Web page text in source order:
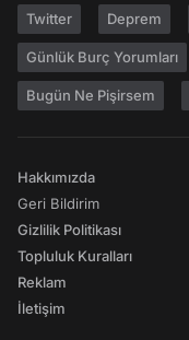
Twitter Deprem
Günlük Burç Yorumları
Bugün Ne Pişirsem
Hakkımızda
Geri Bildirim
Gizlilik Politikası
Topluluk Kuralları
Reklam
İletişim